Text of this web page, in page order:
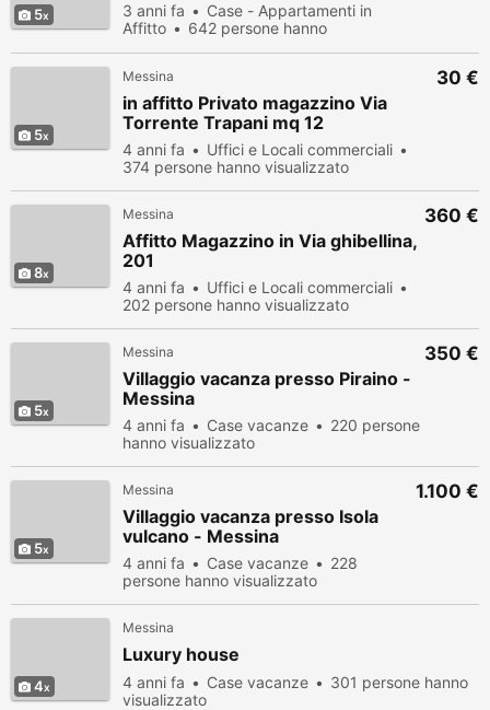
5 3 anni fa
Case - Appartamenti in
Affitto
642 persone hanno
5
Messina
in affitto Privato magazzino Via
Torrente Trapani mq 12
4 anni fa
Uffici e Locali commerciali
374 persone hanno visualizzato
30 €
8
Messina
Affitto Magazzino in Via ghibellina,
201
4 anni fa
Uffici e Locali commerciali
202 persone hanno visualizzato
360 €
5
Messina
Villaggio vacanza presso Piraino -
Messina
4 anni fa Case vacanze
220 persone
hanno visualizzato
350 €
5
Messina
Villaggio vacanza presso Isola
vulcano - Messina
4 anni fa Case vacanze
228
persone hanno visualizzato
1.100 €
4
Messina
Luxury house
4 anni fa Case vacanze
301 persone hanno
visualizzato